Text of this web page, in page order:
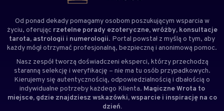
Od ponad dekady pomagamy osobom poszukującym wsparcia w
życiu, oferując rzetelne porady ezoteryczne, wróżby, konsultacje
tarota, astrologii i numerologii. Portal powstał z myślą o tym, aby
każdy mógł otrzymać profesjonalną, bezpieczną i anonimową pomoc.
Nasz zespół tworzą doświadczeni eksperci, którzy przechodzą
staranną selekcję i weryfikację – nie ma tu osób przypadkowych.
Kierujemy się autentycznością, odpowiedzialnością i dbałością o
indywidualne potrzeby każdego Klienta. Magiczne Wrota to
miejsce, gdzie znajdziesz wskazówki, wsparcie i inspirację na co
dzień.